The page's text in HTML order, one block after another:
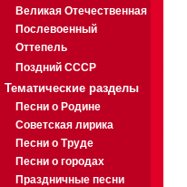
Великая Отечественная
Послевоенный
Оттепель
Поздний СССР
Тематические разделы
Песни о Родине
Советская лирика
Песни о Труде
Песни о городах
Праздничные песни